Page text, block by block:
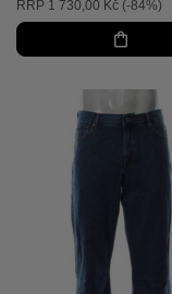
Doporučená cena:
RRP 1 730,00 Kč (-84%)